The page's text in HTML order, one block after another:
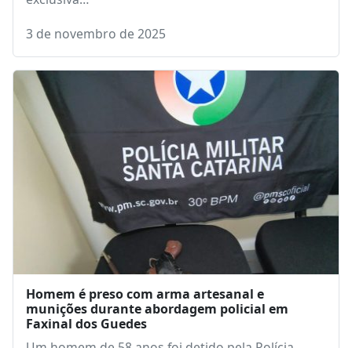
Homem é preso com arma artesanal e
munições durante abordagem policial em